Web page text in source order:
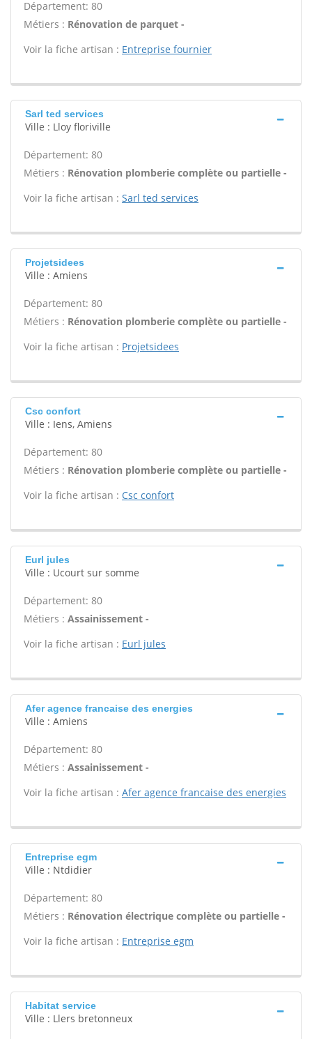
Département: 80
Métiers : Rénovation de parquet -
Voir la fiche artisan : Entreprise fournier
Sarl ted services
Ville : Lloy floriville
Département: 80
Métiers : Rénovation plomberie complète ou partielle -
Voir la fiche artisan : Sarl ted services
Projetsidees
Ville : Amiens
Département: 80
Métiers : Rénovation plomberie complète ou partielle -
Voir la fiche artisan : Projetsidees
Csc confort
Ville : Iens, Amiens
Département: 80
Métiers : Rénovation plomberie complète ou partielle -
Voir la fiche artisan : Csc confort
Eurl jules
Ville : Ucourt sur somme
Département: 80
Métiers : Assainissement -
Voir la fiche artisan : Eurl jules
Afer agence francaise des energies
Ville : Amiens
Département: 80
Métiers : Assainissement -
Voir la fiche artisan : Afer agence francaise des energies
Entreprise egm
Ville : Ntdidier
Département: 80
Métiers : Rénovation électrique complète ou partielle -
Voir la fiche artisan : Entreprise egm
Habitat service
Ville : Llers bretonneux